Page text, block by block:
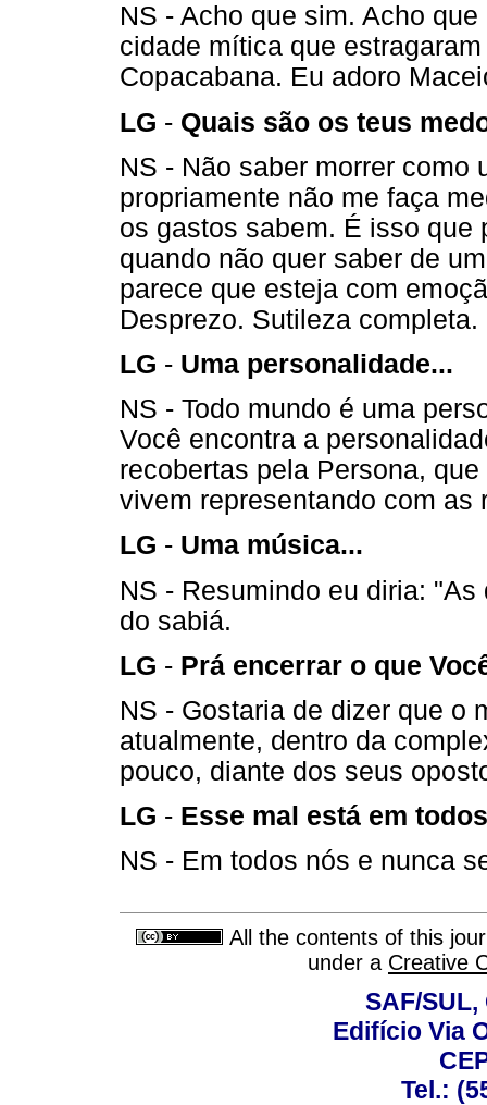
NS - Acho que sim. Acho
cidade mítica que
Copacabana. Eu adoro
LG - Quais são os teus
NS - Não saber morrer como
propriamente não me faça
os gastos sabem. É isso que
quando não quer saber de
parece que esteja com
Desprezo. Sutileza
LG - Uma personalidade...
NS - Todo mundo é uma
Você encontra a
recobertas pela Persona,
vivem representando com as
LG - Uma música...
NS - Resumindo eu diria:
do sabiá.
LG - Prá encerrar o que
NS - Gostaria de dizer que o
atualmente, dentro da
pouco, diante dos seus
LG - Esse mal está em
NS - Em todos nós e
All the contents of this
under a Creative
SAF/
Edifício Via
Tel.: